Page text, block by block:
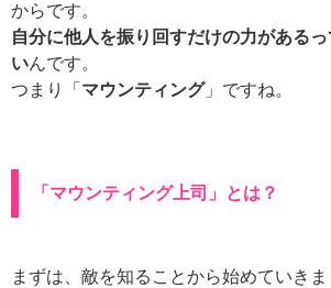
からです。
自分に他人を振り回すだけの力がある
いんです。
つまり「 マウンティング」ですね。
「マウンティング上司」とは？
まずは、敵を知ることから始めていきま